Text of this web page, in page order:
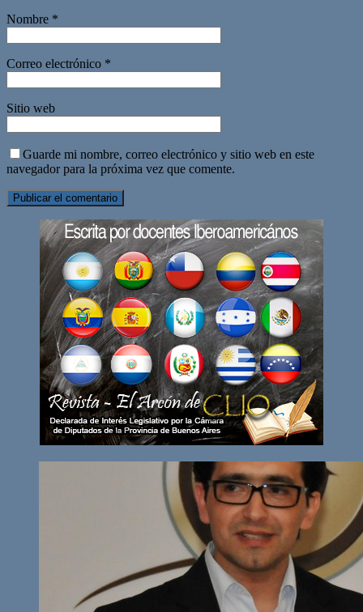
Nombre *
Correo electrónico *
Sitio web
Guarde mi nombre, correo electrónico y sitio web en este
navegador para la próxima vez que comente.